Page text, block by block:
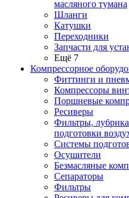
масляного тумана
Шланги
Катушки
Переходники
Запчасти для
Ещё 7
Компрессорное
Фиттинги и
Компрессоры
Поршневые
Ресиверы
Фильтры,
подготовки
Системы
Осушители
Безмасляные
Сепараторы
Фильтры